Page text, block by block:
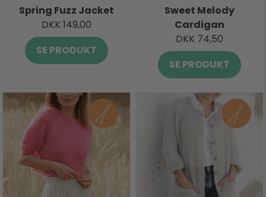
Spring Fuzz Jacket
DKK 149,00
SE PRODUKT
Sweet Melody
Cardigan
DKK 74,50
SE PRODUKT